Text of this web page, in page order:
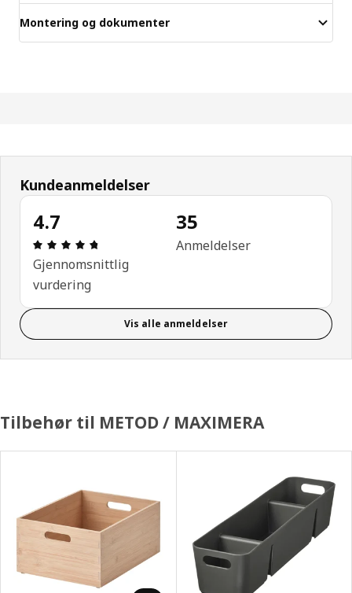
Montering og dokumenter
Kundeanmeldelser
4.7
Produktomtale: 4.7 ingen kundevurdering 5
Gjennomsnittlig
vurdering
35
Anmeldelser
Vis alle anmeldelser
Tilbehør til METOD / MAXIMERA